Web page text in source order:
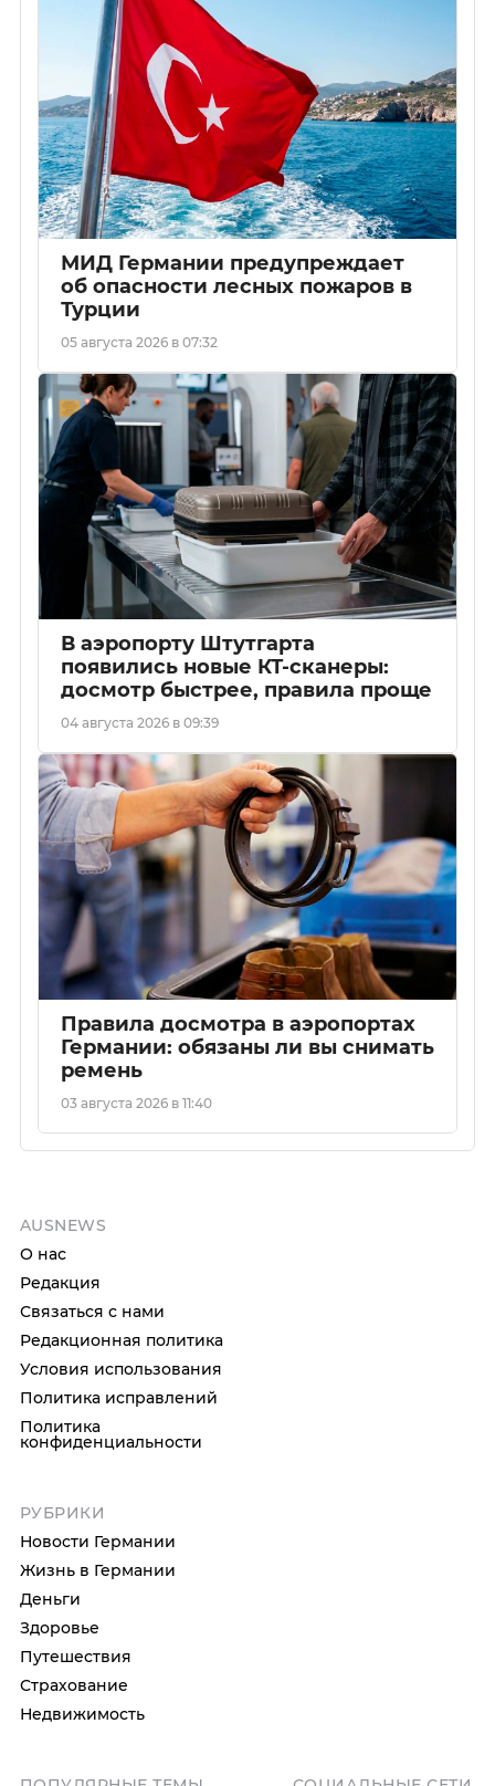
МИД Германии предупреждает
об опасности лесных пожаров в
Турции
05 августа 2026 в 07:32
В аэропорту Штутгарта
появились новые КТ-сканеры:
досмотр быстрее, правила проще
04 августа 2026 в 09:39
Правила досмотра в аэропортах
Германии: обязаны ли вы снимать
ремень
03 августа 2026 в 11:40
AUSNEWS
О нас
Редакция
Связаться с нами
Редакционная политика
Условия использования
Политика исправлений
Политика
конфиденциальности
РУБРИКИ
Новости Германии
Жизнь в Германии
Деньги
Здоровье
Путешествия
Страхование
Недвижимость